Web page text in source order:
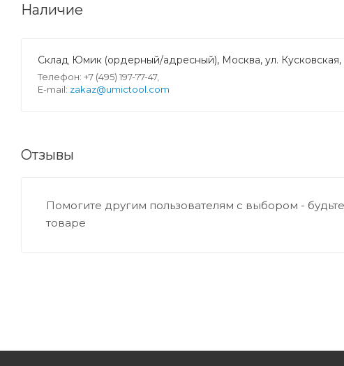
Наличие
Склад Юмик (ордерный/адресный), Москва, ул.
Телефон: +7 (495) 197-77-47,
E-mail: zakaz@umictool.com
Отзывы
Помогите другим пользователям с выбором -
товаре